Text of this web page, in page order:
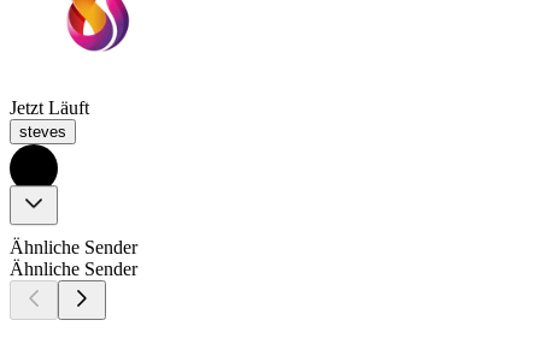
Jetzt Läuft
steves
Ähnliche Sender
Ähnliche Sender